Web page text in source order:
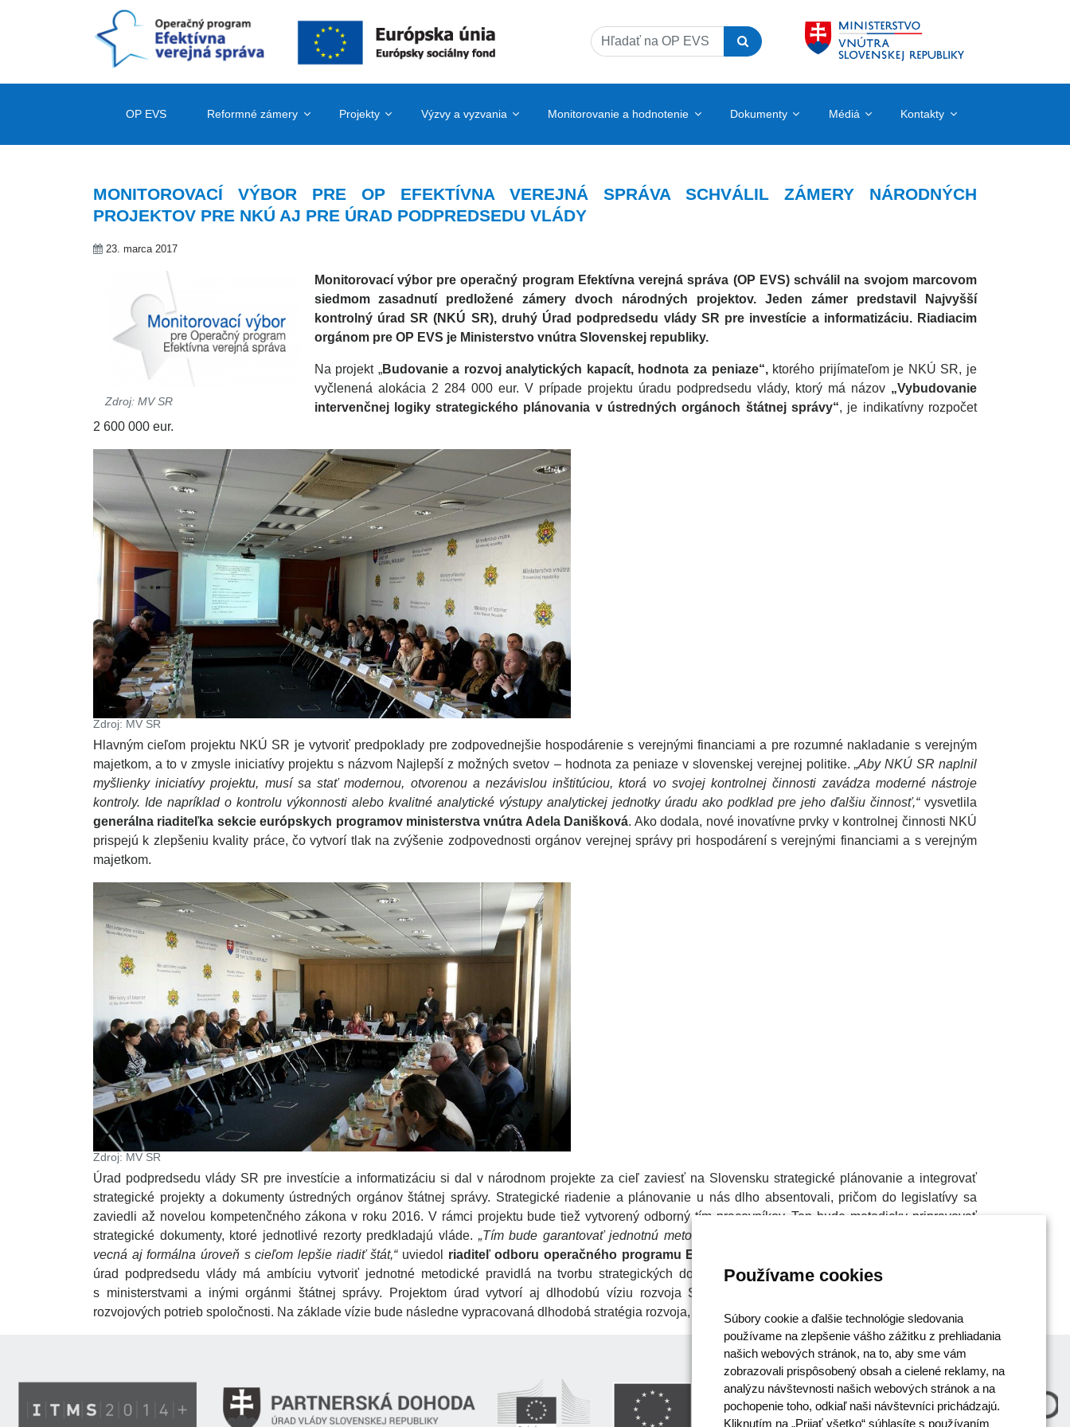
Search
OP EVS Reformné zámery Projekty Výzvy a vyzvania Monitorovanie a hodnotenie Dokumenty Médiá Kontakty
MONITOROVACÍ VÝBOR PRE OP EFEKTÍVNA VEREJNÁ SPRÁVA SCHVÁLIL ZÁMERY NÁRODNÝCH
PROJEKTOV PRE NKÚ AJ PRE ÚRAD PODPREDSEDU VLÁDY
23. marca 2017
Zdroj: MV SR
Monitorovací výbor pre operačný program Efektívna verejná správa (OP EVS) schválil na svojom marcovom
siedmom zasadnutí predložené zámery dvoch národných projektov. Jeden zámer predstavil Najvyšší
kontrolný úrad SR (NKÚ SR), druhý Úrad podpredsedu vlády SR pre investície a informatizáciu. Riadiacim
orgánom pre OP EVS je Ministerstvo vnútra Slovenskej republiky.
Na projekt „Budovanie a rozvoj analytických kapacít, hodnota za peniaze“,ktorého prijímateľom je NKÚ SR, je
vyčlenená alokácia 2 284 000 eur. V prípade projektu úradu podpredsedu vlády, ktorý má názov „Vybudovanie
intervenčnej logiky strategického plánovania v ústredných orgánoch štátnej správy“, je indikatívny rozpočet
2 600 000 eur.
Zdroj: MV SR
Hlavným cieľom projektu NKÚ SR je vytvoriť predpoklady pre zodpovednejšie hospodárenie s verejnými financiami a pre rozumné nakladanie s verejným
majetkom, a to v zmysle iniciatívy projektu s názvom Najlepší z možných svetov – hodnota za peniaze v slovenskej verejnej politike. „Aby NKÚ SR naplnil
myšlienky iniciatívy projektu, musí sa stať modernou, otvorenou a nezávislou inštitúciou, ktorá vo svojej kontrolnej činnosti zavádza moderné nástroje
kontroly. Ide napríklad o kontrolu výkonnosti alebo kvalitné analytické výstupy analytickej jednotky úradu ako podklad pre jeho ďalšiu činnosť,“vysvetlila
generálna riaditeľka sekcie európskych programov ministerstva vnútra Adela Danišková. Ako dodala, nové inovatívne prvky v kontrolnej činnosti NKÚ
prispejú k zlepšeniu kvality práce, čo vytvorí tlak na zvýšenie zodpovednosti orgánov verejnej správy pri hospodárení s verejnými financiami a s verejným
majetkom.
Zdroj: MV SR
Úrad podpredsedu vlády SR pre investície a informatizáciu si dal v národnom projekte za cieľ zaviesť na Slovensku strategické plánovanie a integrovať
strategické projekty a dokumenty ústredných orgánov štátnej správy. Strategické riadenie a plánovanie u nás dlho absentovali, pričom do legislatívy sa
zaviedli až novelou kompetenčného zákona v roku 2016. V rámci projektu bude tiež vytvorený odborný tím pracovníkov. Ten bude metodicky pripravovať
strategické dokumenty, ktoré jednotlivé rezorty predkladajú vláde. „Tím bude garantovať jednotnú metodiku strategických dokumentov, čím sa zlepší ich
vecná aj formálna úroveň s cieľom lepšie riadiť štát,“uviedol riaditeľ odboru operačného programu Efektívna verejná správa Samuel Arbe
úrad podpredsedu vlády má ambíciu vytvoriť jednotné metodické pravidlá na tvorbu strategických dokumentov a uplatňovať ich v praxi v spolupráci
s ministerstvami a inými orgánmi štátnej správy. Projektom úrad vytvorí aj dlhodobú víziu rozvoja Slovenska, ktorá bude založená na vyhodnotení
rozvojových potrieb spoločnosti. Na základe vízie bude následne vypracovaná dlhodobá stratégia rozvoja, ktorá určí konkrétne ciele.
Používame cookies
Súbory cookie a ďalšie technológie sledovania
používame na zlepšenie vášho zážitku z prehliadania
našich webových stránok, na to, aby sme vám
zobrazovali prispôsobený obsah a cielené reklamy, na
analýzu návštevnosti našich webových stránok a na
pochopenie toho, odkiaľ naši návštevníci prichádzajú.
Kliknutím na „Prijať všetko“ súhlasíte s používaním